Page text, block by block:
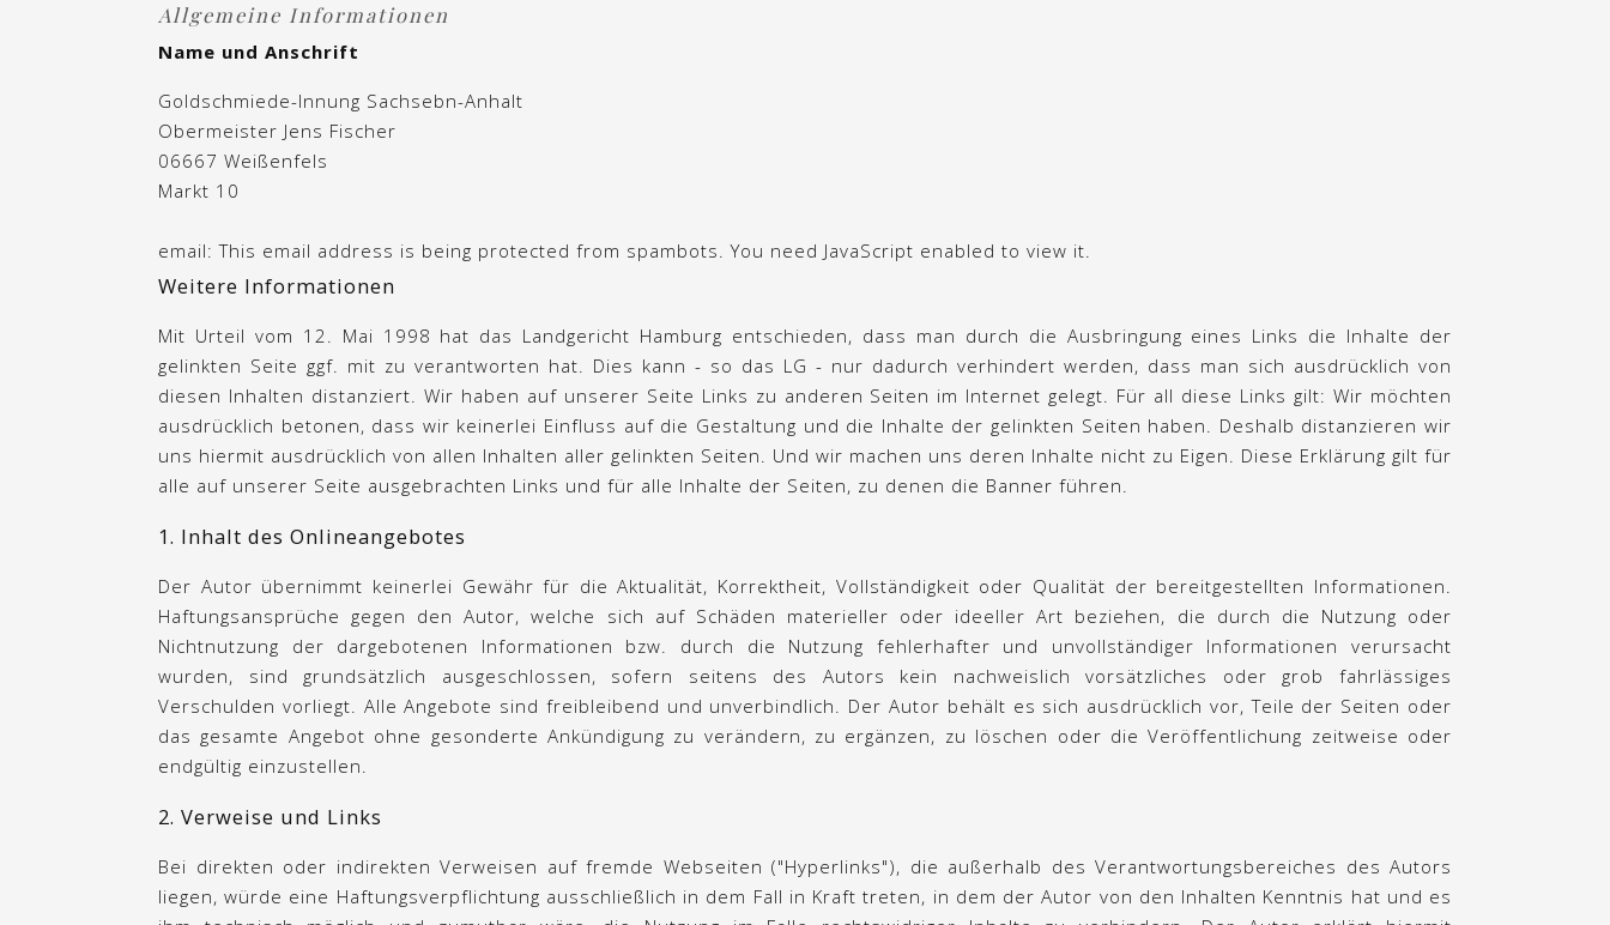
Allgemeine Informationen
Name und Anschrift
Goldschmiede-Innung Sachsebn-Anhalt
Obermeister Jens Fischer
06667 Weißenfels
Markt 10
email:This email address is being protected from spambots. You need JavaScript enabled to view it.
Weitere Informationen
Mit Urteil vom 12. Mai 1998 hat das Landgericht Hamburg entschieden, dass man durch die Ausbringung eines Links die Inhalte der
gelinkten Seite ggf. mit zu verantworten hat. Dies kann - so das LG - nur dadurch verhindert werden, dass man sich ausdrücklich von
diesen Inhalten distanziert. Wir haben auf unserer Seite Links zu anderen Seiten im Internet gelegt. Für all diese Links gilt: Wir möchten
ausdrücklich betonen, dass wir keinerlei Einfluss auf die Gestaltung und die Inhalte der gelinkten Seiten haben. Deshalb distanzieren wir
uns hiermit ausdrücklich von allen Inhalten aller gelinkten Seiten. Und wir machen uns deren Inhalte nicht zu Eigen. Diese Erklärung gilt für
alle auf unserer Seite ausgebrachten Links und für alle Inhalte der Seiten, zu denen die Banner führen.
1. Inhalt des Onlineangebotes
Der Autor übernimmt keinerlei Gewähr für die Aktualität, Korrektheit, Vollständigkeit oder Qualität der bereitgestellten Informationen.
Haftungsansprüche gegen den Autor, welche sich auf Schäden materieller oder ideeller Art beziehen, die durch die Nutzung oder
Nichtnutzung der dargebotenen Informationen bzw. durch die Nutzung fehlerhafter und unvollständiger Informationen verursacht
wurden, sind grundsätzlich ausgeschlossen, sofern seitens des Autors kein nachweislich vorsätzliches oder grob fahrlässiges
Verschulden vorliegt. Alle Angebote sind freibleibend und unverbindlich. Der Autor behält es sich ausdrücklich vor, Teile der Seiten oder
das gesamte Angebot ohne gesonderte Ankündigung zu verändern, zu ergänzen, zu löschen oder die Veröffentlichung zeitweise oder
endgültig einzustellen.
2. Verweise und Links
Bei direkten oder indirekten Verweisen auf fremde Webseiten ("Hyperlinks"), die außerhalb des Verantwortungsbereiches des Autors
liegen, würde eine Haftungsverpflichtung ausschließlich in dem Fall in Kraft treten, in dem der Autor von den Inhalten Kenntnis hat und es